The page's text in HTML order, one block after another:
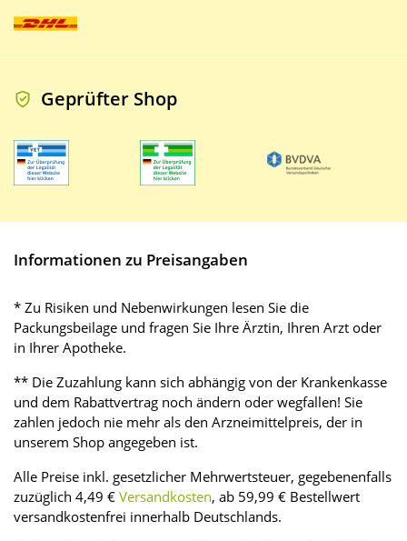
Geprüfter Shop
Informationen zu Preisangaben
* Zu Risiken und Nebenwirkungen lesen Sie die
Packungsbeilage und fragen Sie Ihre Ärztin, Ihren Arzt oder
in Ihrer Apotheke.
** Die Zuzahlung kann sich abhängig von der Krankenkasse
und dem Rabattvertrag noch ändern oder wegfallen! Sie
zahlen jedoch nie mehr als den Arzneimittelpreis, der in
unserem Shop angegeben ist.
Alle Preise inkl. gesetzlicher Mehrwertsteuer, gegebenenfalls
zuzüglich 4,49 € Versandkosten, ab 59,99 € Bestellwert
versandkostenfrei innerhalb Deutschlands.